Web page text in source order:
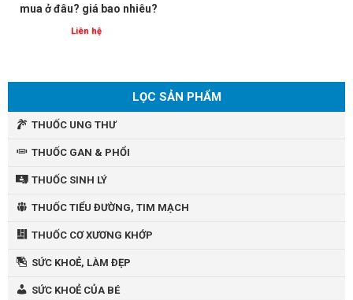
mua ở đâu? giá bao nhiêu?
Liên hệ
LỌC SẢN PHẨM
THUỐC UNG THƯ
THUỐC GAN & PHỔI
THUỐC SINH LÝ
THUỐC TIỂU ĐƯỜNG, TIM MẠCH
THUỐC CƠ XƯƠNG KHỚP
SỨC KHOẺ, LÀM ĐẸP
SỨC KHOẺ CỦA BÉ